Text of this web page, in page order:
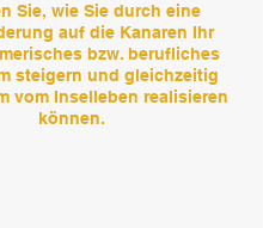
Sie, wie Sie durch eine
auf die Kanaren Ihr
bzw. berufliches
steigern und gleichzeitig
vom Inselleben realisieren
können.